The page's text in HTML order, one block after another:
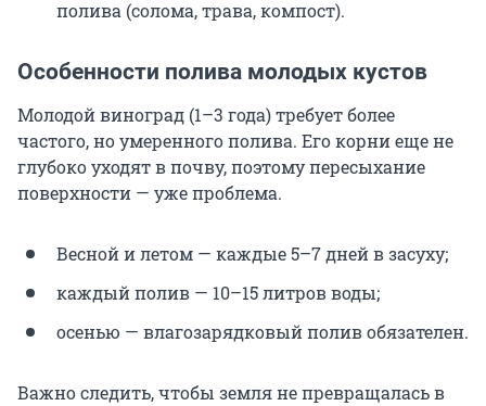
полива (солома, трава, компост).
Особенности полива молодых кустов
Молодой виноград (1–3 года) требует более
частого, но умеренного полива. Его корни еще не
глубоко уходят в почву, поэтому пересыхание
поверхности — уже проблема.
Весной и летом — каждые 5–7 дней в засуху;
каждый полив — 10–15 литров воды;
осенью — влагозарядковый полив обязателен.
Важно следить, чтобы земля не превращалась в